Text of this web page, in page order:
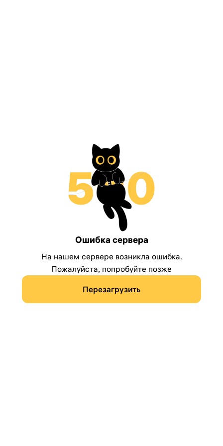
Ошибка сервера
На нашем сервере возникла ошибка.
Пожалуйста, попробуйте позже
Перезагрузить